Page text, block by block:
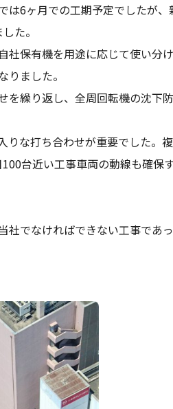
は6ヶ月での工期予定でしたが、
た。
社保有機を用途に応じて使い分
ました。
を繰り返し、全周回転機の沈下
りな打ち合わせが重要でした。
台近い工事車両の動線も確保
社でなければできない工事であ